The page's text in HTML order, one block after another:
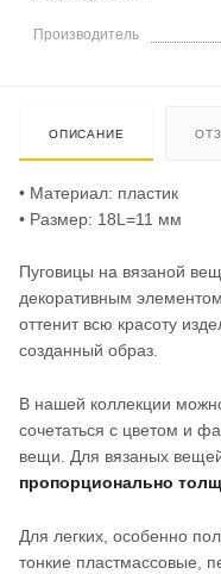
Производитель
ОПИСАНИЕ
• Материал: пластик
• Размер: 18L=11 мм
Пуговицы на вязаной
декоративным
оттенит всю красоту
созданный образ.
В нашей коллекции
сочетаться с цветом и
вещи. Для вязаных
пропорционально
Для легких, особенно
тонкие пластмассовые,